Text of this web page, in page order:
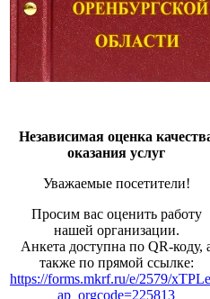
Независимая оценка
оказания услуг
Уважаемые посетители!
Просим вас оценить работу
нашей организации.
Анкета доступна по QR-коду,
также по прямой ссылке:
https://forms.mkrf.ru/e/2579/
ap_orgcode=225813